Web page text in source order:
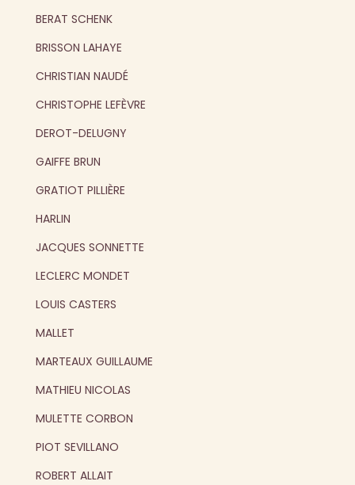
BERAT SCHENK
BRISSON LAHAYE
CHRISTIAN NAUDÉ
CHRISTOPHE LEFÈVRE
DEROT-DELUGNY
GAIFFE BRUN
GRATIOT PILLIÈRE
HARLIN
JACQUES SONNETTE
LECLERC MONDET
LOUIS CASTERS
MALLET
MARTEAUX GUILLAUME
MATHIEU NICOLAS
MULETTE CORBON
PIOT SEVILLANO
ROBERT ALLAIT